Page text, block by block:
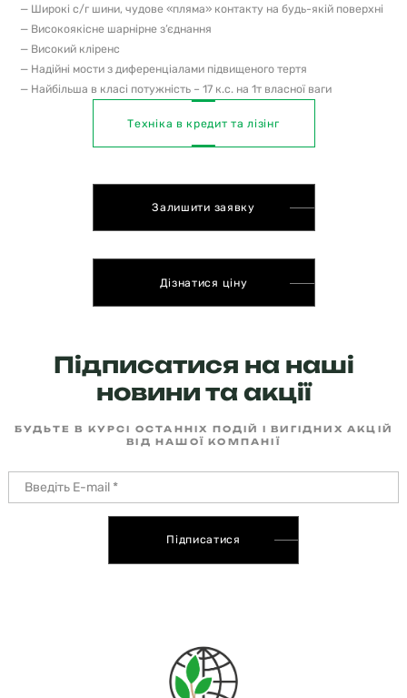
— Широкі с/г шини, чудове «пляма» контакту на будь-якій поверхні
— Високоякісне шарнірне з’єднання
— Високий кліренс
— Надійні мости з диференціалами підвищеного тертя
— Найбільша в класі потужність – 17 к.с. на 1т власної ваги
Залишити заявку
Дізнатися ціну
Техніка в кредит та лізінг
Підписатися на наші
новини та акції
БУДЬТЕ В КУРСІ ОСТАННІХ ПОДІЙ І ВИГІДНИХ АКЦІЙ
ВІД НАШОЇ КОМПАНІЇ
Підписатися